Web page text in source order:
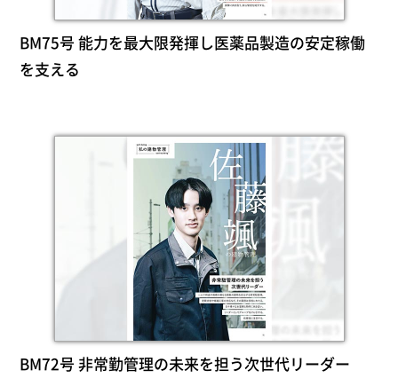
BM75号 能力を最大限発揮し医薬品製造の安定稼働
を支える
BM72号 非常勤管理の未来を担う次世代リーダー